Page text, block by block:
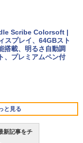
WE1-K3 (MS 365 P
搭載/Win 11/15.6型/
ホワイト) FM
Edition | オンライ
エミュレータ紹介
Scribe Colorsoft |
スプレイ、64GBスト
搭載、明るさ自動調
、プレミアムペン付
と見る
新記事をチ